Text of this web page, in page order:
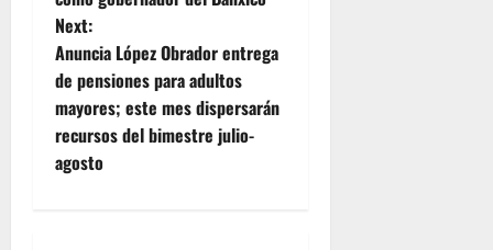
n
a
v
Next:
Anuncia López Obrador entrega
de pensiones para adultos
mayores; este mes dispersarán
recursos del bimestre julio-
agosto